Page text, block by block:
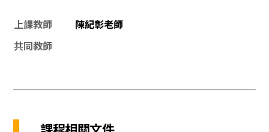
上課教師
陳紀彰老師
共同教師